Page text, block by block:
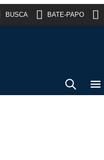
BUSCA BATE-PAPO